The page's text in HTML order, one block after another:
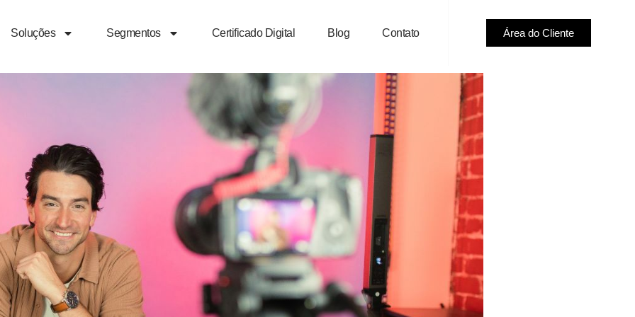
Soluções Segmentos Certificado Digital Blog Contato Área do Cliente